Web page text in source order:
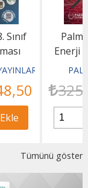
TYT
Sınavı
YAYINCILIK
276,25
Sepete Ekle
Tümünü göster